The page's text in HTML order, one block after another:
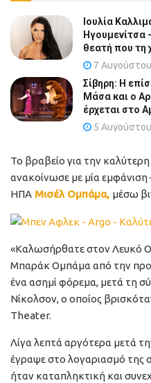
Ιουλία
Ηγουμενίτσα
θεατή που
7
Σίβηρη: Η
Μάσα και ο
έρχεται στο
5
Το βραβείο για την
ανακοίνωσε με μία
ΗΠΑ Μισέλ Ομπάμα, μέσω
«Καλωσήρθατε στον Λευκό
Μπαράκ Ομπάμα από την
ένα ασημί φόρεμα, μετά τη
Νίκολσον, ο οποίος
Theater.
Λίγα λεπτά αργότερα μετά
έγραψε στο λογαριασμό της
ήταν καταπληκτική και